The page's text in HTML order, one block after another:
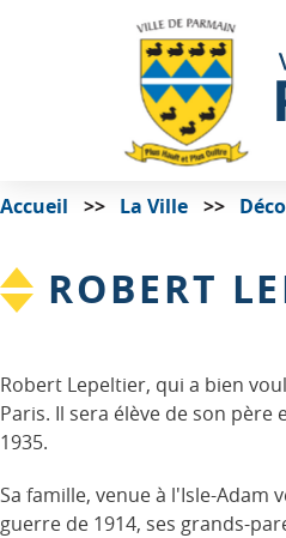
Accueil La Ville
ROBERT
Robert Lepeltier, qui a bien
Paris. Il sera élève de son père
1935.
Sa famille, venue à l'Isle-Adam
guerre de 1914, ses grands-